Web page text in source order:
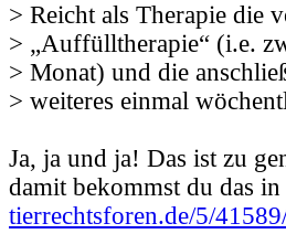
> Reicht als Therapie die
> „Auffülltherapie“ (i.e.
> Monat) und die
> weiteres einmal
Ja, ja und ja! Das ist zu
damit bekommst du das
tierrechtsforen.de/5/